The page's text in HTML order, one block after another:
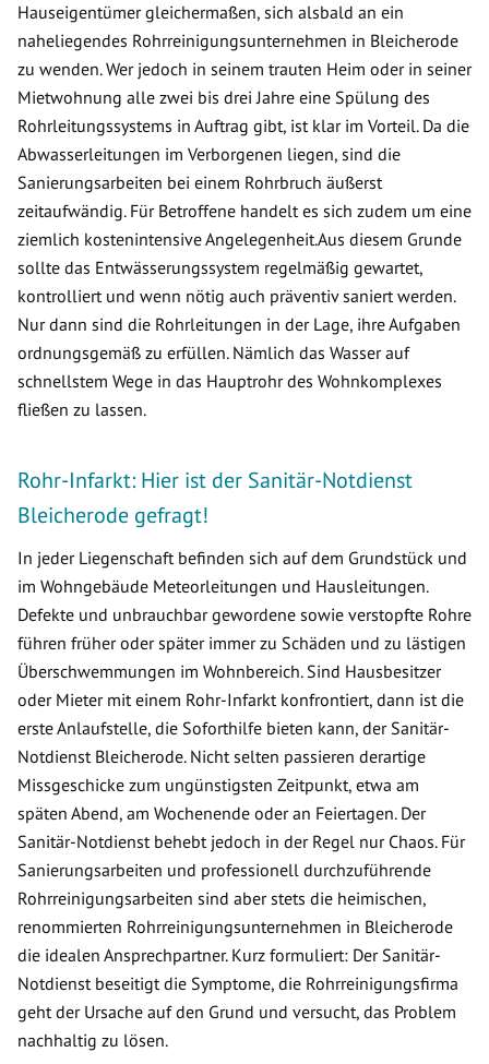
Hauseigentümer gleichermaßen, sich alsbald an ein
naheliegendes Rohrreinigungsunternehmen in Bleicherode
zu wenden. Wer jedoch in seinem trauten Heim oder in seiner
Mietwohnung alle zwei bis drei Jahre eine Spülung des
Rohrleitungssystems in Auftrag gibt, ist klar im Vorteil. Da die
Abwasserleitungen im Verborgenen liegen, sind die
Sanierungsarbeiten bei einem Rohrbruch äußerst
zeitaufwändig. Für Betroffene handelt es sich zudem um eine
ziemlich kostenintensive Angelegenheit.Aus diesem Grunde
sollte das Entwässerungssystem regelmäßig gewartet,
kontrolliert und wenn nötig auch präventiv saniert werden.
Nur dann sind die Rohrleitungen in der Lage, ihre Aufgaben
ordnungsgemäß zu erfüllen. Nämlich das Wasser auf
schnellstem Wege in das Hauptrohr des Wohnkomplexes
fließen zu lassen.
Rohr-Infarkt: Hier ist der Sanitär-Notdienst
Bleicherode gefragt!
In jeder Liegenschaft befinden sich auf dem Grundstück und
im Wohngebäude Meteorleitungen und Hausleitungen.
Defekte und unbrauchbar gewordene sowie verstopfte Rohre
führen früher oder später immer zu Schäden und zu lästigen
Überschwemmungen im Wohnbereich. Sind Hausbesitzer
oder Mieter mit einem Rohr-Infarkt konfrontiert, dann ist die
erste Anlaufstelle, die Soforthilfe bieten kann, der Sanitär-
Notdienst Bleicherode. Nicht selten passieren derartige
Missgeschicke zum ungünstigsten Zeitpunkt, etwa am
späten Abend, am Wochenende oder an Feiertagen. Der
Sanitär-Notdienst behebt jedoch in der Regel nur Chaos. Für
Sanierungsarbeiten und professionell durchzuführende
Rohrreinigungsarbeiten sind aber stets die heimischen,
renommierten Rohrreinigungsunternehmen in Bleicherode
die idealen Ansprechpartner. Kurz formuliert: Der Sanitär-
Notdienst beseitigt die Symptome, die Rohrreinigungsfirma
geht der Ursache auf den Grund und versucht, das Problem
nachhaltig zu lösen.